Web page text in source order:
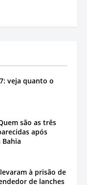
veja quanto o
são as três
após
à prisão de
de lanches